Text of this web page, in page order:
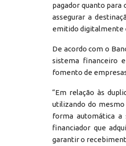
pagador quanto para
assegurar a
emitido digitalmente
De acordo com o
sistema financeiro
fomento de
“Em relação às
utilizando do
forma automática a
financiador que
garantir o